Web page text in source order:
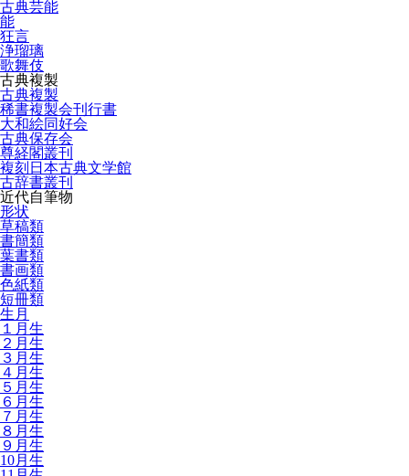
古典芸能
能
狂言
浄瑠璃
歌舞伎
古典複製
古典複製
稀書複製会刊行書
大和絵同好会
古典保存会
尊経閣叢刊
複刻日本古典文学館
古辞書叢刊
近代自筆物
形状
草稿類
書簡類
葉書類
書画類
色紙類
短冊類
生月
１月生
２月生
３月生
４月生
５月生
６月生
７月生
８月生
９月生
10月生